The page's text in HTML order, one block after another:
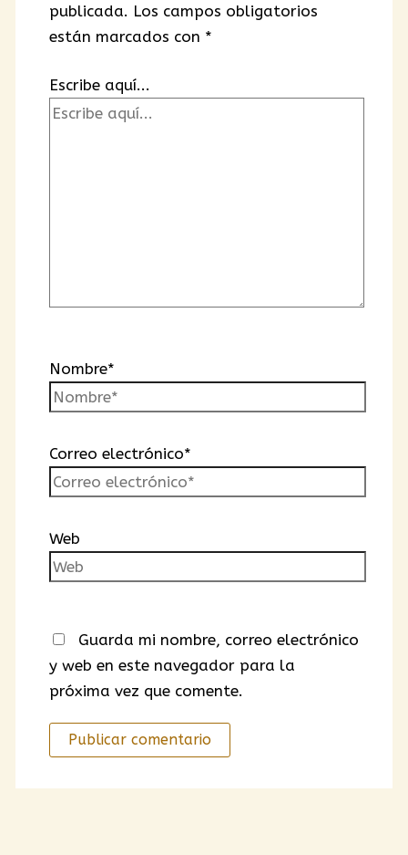
publicada. Los campos obligatorios
están marcados con *
Escribe aquí...
Nombre*
Correo electrónico*
Web
Guarda mi nombre, correo electrónico
y web en este navegador para la
próxima vez que comente.